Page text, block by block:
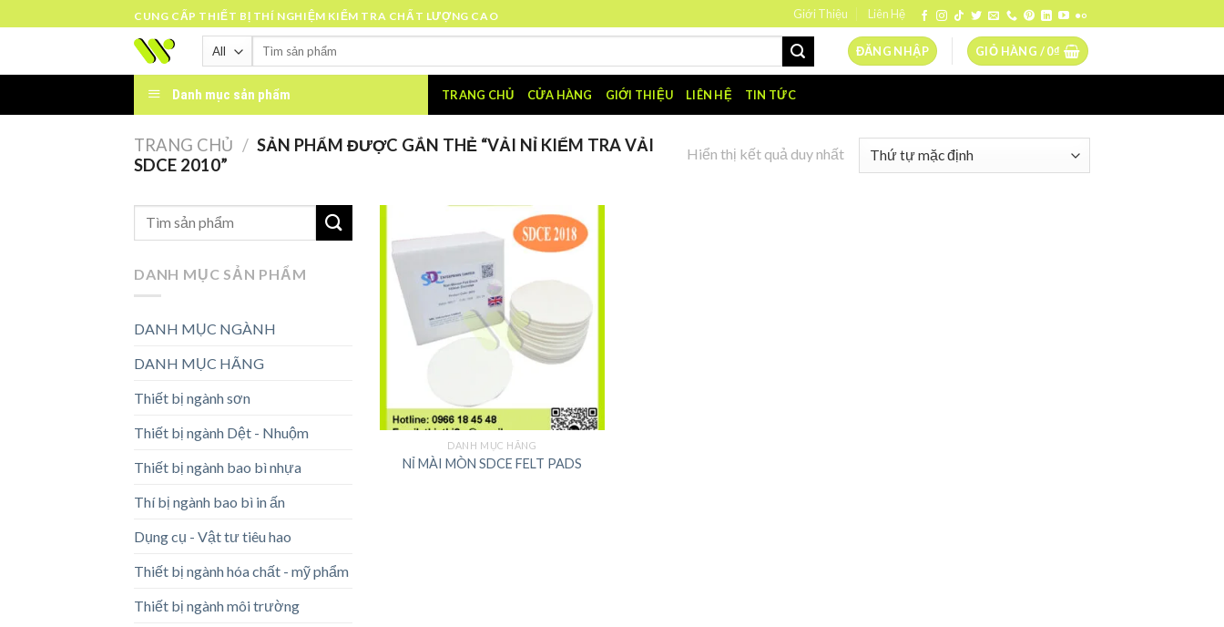
to
CUNG CẤP THIẾT BỊ THÍ NGHIỆM KIỂM TRA CHẤT LƯỢNG CAO Giới Thiệu Liên Hệ
Tìm
ĐĂNG NHẬP GIỎ HÀNG /0₫
Danh mục sản phẩm TRANG CHỦ CỬA HÀNG GIỚI THIỆU LIÊN HỆ TIN TỨC
TRANG CHỦ / SẢN PHẨM ĐƯỢC GẮN THẺ “VẢI NỈ KIỂM TRA VẢI
SDCE 2010”
Hiển thị kết quả duy nhất
DANH MỤC SẢN PHẨM
DANH MỤC NGÀNH
DANH MỤC HÃNG
Thiết bị ngành sơn
Thiết bị ngành Dệt - Nhuộm
Thiết bị ngành bao bì nhựa
Thí bị ngành bao bì in ấn
Dụng cụ - Vật tư tiêu hao
Thiết bị ngành hóa chất - mỹ phẩm
Thiết bị ngành môi trường
DANH MỤC HÃNG
NỈ MÀI MÒN SDCE FELT PADS